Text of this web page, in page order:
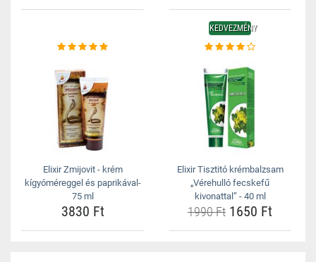
Elixir Zmijovit - krém
kígyóméreggel és paprikával-
75 ml
3830 Ft
KEDVEZMÉNY
Elixir Tisztitó krémbalzsam
„Vérehulló fecskefű
kivonattal” - 40 ml
1990 Ft 1650 Ft